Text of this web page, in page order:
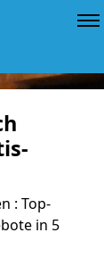
: Top-
in 5